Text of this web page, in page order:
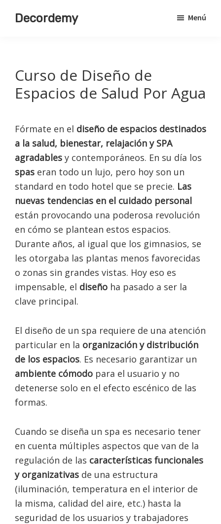
Decordemy Menú
Curso de Diseño de
Espacios de Salud Por Agua
Fórmate en el diseño de espacios destinados
a la salud, bienestar, relajación y SPA
agradables y contemporáneos. En su día los
spas eran todo un lujo, pero hoy son un
standard en todo hotel que se precie. Las
nuevas tendencias en el cuidado personal
están provocando una poderosa revolución
en cómo se plantean estos espacios.
Durante años, al igual que los gimnasios, se
les otorgaba las plantas menos favorecidas
o zonas sin grandes vistas. Hoy eso es
impensable, el diseño ha pasado a ser la
clave principal.
El diseño de un spa requiere de una atención
particular en la organización y distribución
de los espacios. Es necesario garantizar un
ambiente cómodo para el usuario y no
detenerse solo en el efecto escénico de las
formas.
Cuando se diseña un spa es necesario tener
en cuenta múltiples aspectos que van de la
regulación de las características funcionales
y organizativas de una estructura
(iluminación, temperatura en el interior de
la misma, calidad del aire, etc.) hasta la
seguridad de los usuarios y trabajadores